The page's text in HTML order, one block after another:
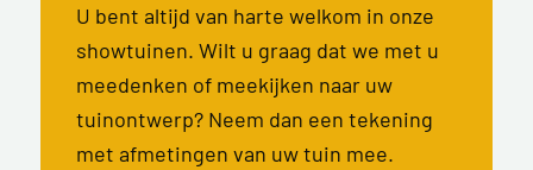
U bent altijd van harte welkom in onze
showtuinen. Wilt u graag dat we met u
meedenken of meekijken naar uw
tuinontwerp? Neem dan een tekening
met afmetingen van uw tuin mee.